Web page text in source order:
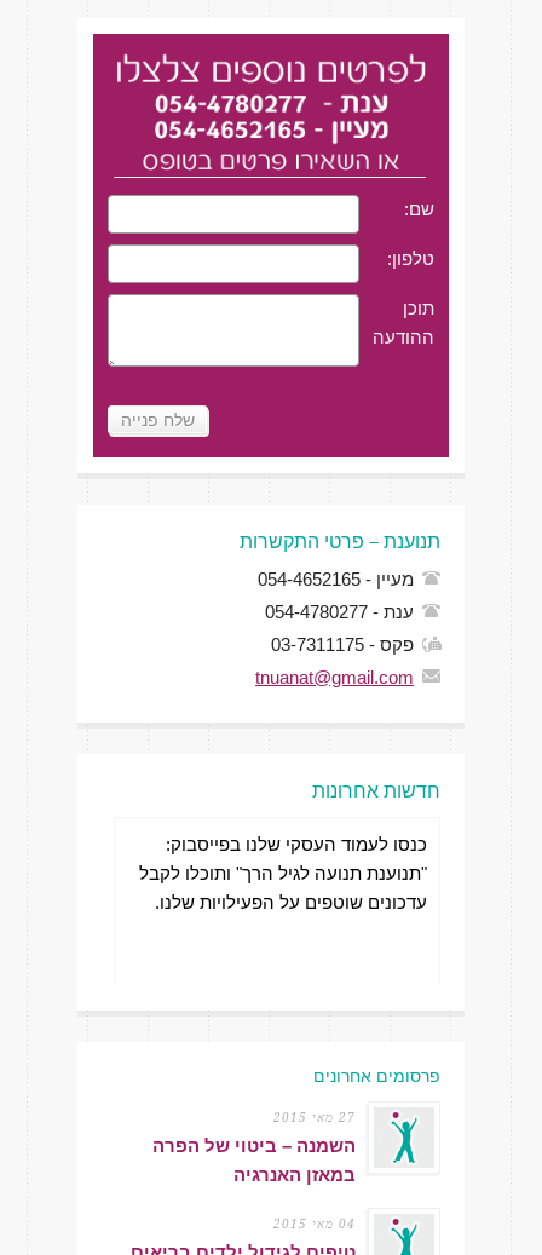
שם:
טלפון:
תוכן
ההודעה
תנוענת – פרטי התקשרות
מעיין - 054-4652165
ענת - 054-4780277
פקס - 03-7311175
tnuanat@gmail.com
חדשות אחרונות
כנסו לעמוד העסקי שלנו בפייסבוק:
"תנוענת תנועה לגיל הרך" ותוכלו לקבל
עדכונים שוטפים על הפעילויות שלנו.
מחפשים הפעלות ספורט אתגריות
וייחודיות לילדי הגן? בשביל זה אנחנו
כאן.
חדש, חדש, חדש - שיעורי זומבה
והתעמלות אירובית לילדי הגן.
פרסומים אחרונים
27 מאי 2015
השמנה – ביטוי של הפרה
במאזן האנרגיה
04 מאי 2015